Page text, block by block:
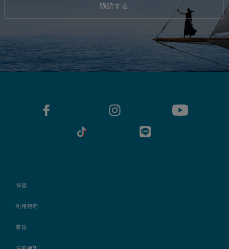
購読する
保証
利用規約
委任